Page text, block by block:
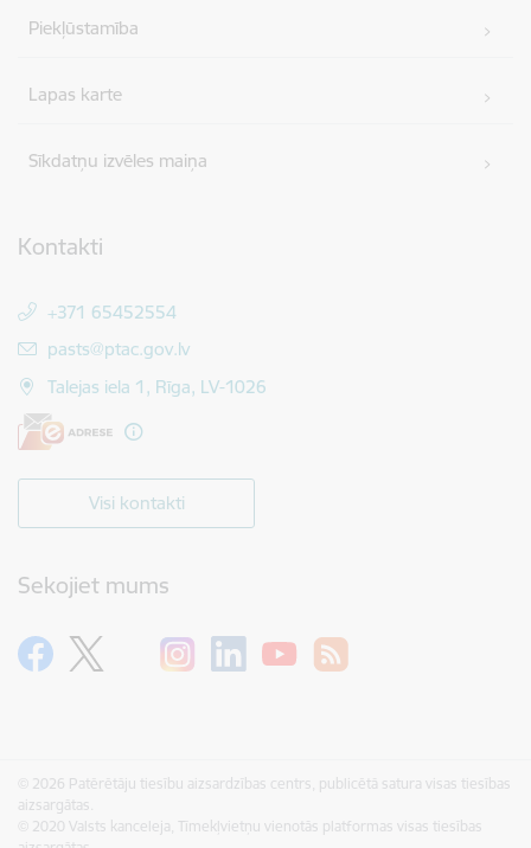
Piekļūstamība
Lapas karte
Sīkdatņu izvēles maiņa
Kontakti
+371 65452554
E-pasts:
pasts@ptac.gov.lv
Talejas iela 1, Rīga, LV-1026
Visi kontakti
Sekojiet mums
© 2026 Patērētāju tiesību aizsardzības centrs, publicētā satura visas tiesības
aizsargātas.
© 2020 Valsts kanceleja, Tīmekļvietņu vienotās platformas visas tiesības